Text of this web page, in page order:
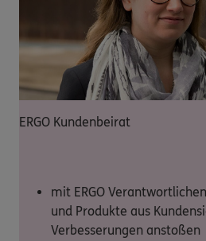
ERGO Kundenbeirat
mit ERGO
und Produkte aus
Verbesserungen anstoßen